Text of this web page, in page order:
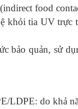
food
khỏi tia UV
bảo quản, sử
LDPE: do khả